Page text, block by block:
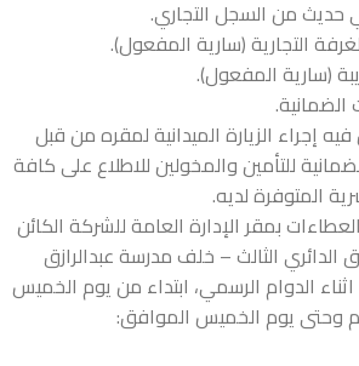
من السجل التجاري.
التجارية (سارية المفعول).
(سارية المفعول).
إجراء الزيارة الميدانية لمقره من قبل
للتأمين والمخولين للاطلاع على كافة
المتوفرة لديه.
بمقر الإدارة العامة للشركة الكائن
الثالث – خلف مدرسة عبدالرازق
اثناء الدوام الرسمي، ابتداء من يوم الخميس
الموافق: 12/03/2020م وحتى يوم الخميس الموافق: